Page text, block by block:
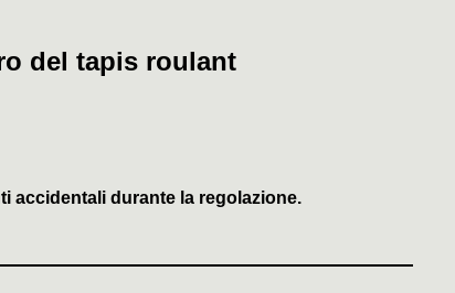
del tapis roulant
accidentali durante la regolazione.